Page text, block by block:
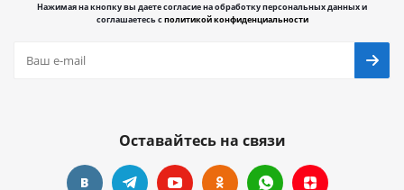
Нажимая на кнопку вы даете согласие на обработку персональных данных и
соглашаетесь сполитикой конфиденциальности
Оставайтесь на связи